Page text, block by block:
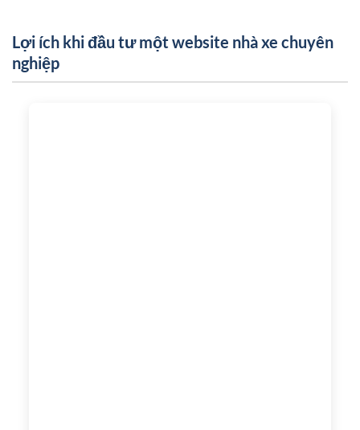
Lợi ích khi đầu tư một website nhà xe chuyên
nghiệp